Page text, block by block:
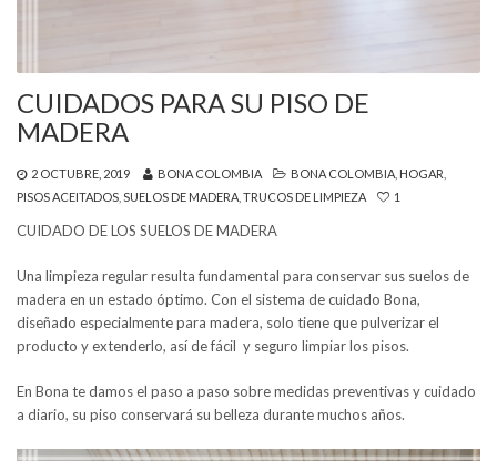
CUIDADOS PARA SU PISO DE
MADERA
2 OCTUBRE, 2019 BONA COLOMBIA BONA COLOMBIA HOGAR
PISOS ACEITADOS SUELOS DE MADERA TRUCOS DE LIMPIEZA 1
CUIDADO DE LOS SUELOS DE MADERA
Una limpieza regular resulta fundamental para conservar sus suelos de
madera en un estado óptimo. Con el sistema de cuidado Bona,
diseñado especialmente para madera, solo tiene que pulverizar el
producto y extenderlo, así de fácil y seguro limpiar los pisos.
En Bona te damos el paso a paso sobre medidas preventivas y cuidado
a diario, su piso conservará su belleza durante muchos años.